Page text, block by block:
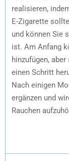
realisieren,
E-Zigarette
und können Sie
ist. Am Anfang
hinzufügen,
einen Schritt
Nach einigen
ergänzen und
Rauchen